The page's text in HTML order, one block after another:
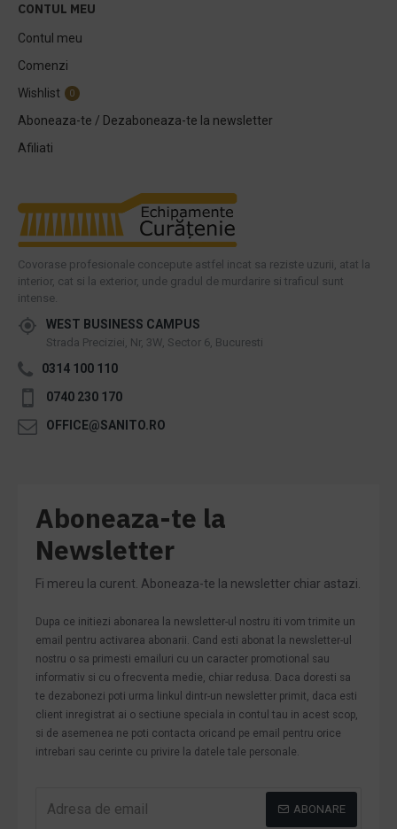
CONTUL MEU
Contul meu
Comenzi
Wishlist
0
Aboneaza-te / Dezaboneaza-te la newsletter
Afiliati
Covorase profesionale concepute astfel incat sa reziste uzurii, atat la
interior, cat si la exterior, unde gradul de murdarire si traficul sunt
intense.
WEST BUSINESS CAMPUS
Strada Preciziei, Nr, 3W, Sector 6, Bucuresti
0314 100 110
0740 230 170
OFFICE@SANITO.RO
Aboneaza-te la
Newsletter
Fi mereu la curent. Aboneaza-te la newsletter chiar astazi.
Dupa ce initiezi abonarea la newsletter-ul nostru iti vom trimite un
email pentru activarea abonarii. Cand esti abonat la newsletter-ul
nostru o sa primesti emailuri cu un caracter promotional sau
informativ si cu o frecventa medie, chiar redusa. Daca doresti sa
te dezabonezi poti urma linkul dintr-un newsletter primit, daca esti
client inregistrat ai o sectiune speciala in contul tau in acest scop,
si de asemenea ne poti contacta oricand pe email pentru orice
intrebari sau cerinte cu privire la datele tale personale.
ABONARE